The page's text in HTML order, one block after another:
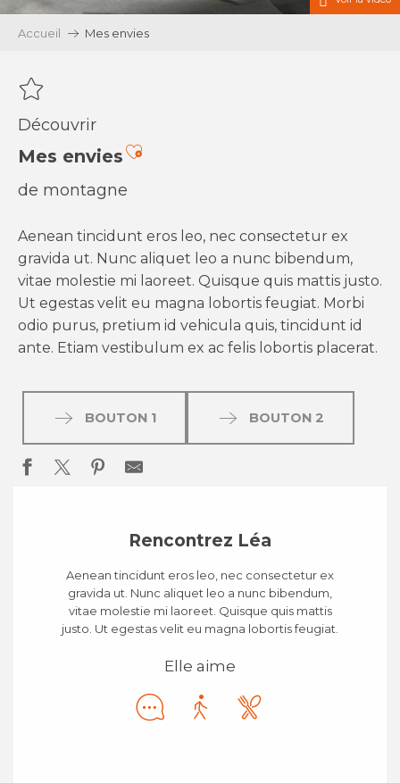
Accueil Mes envies
Découvrir
Mes enviesAjouter aux favoris
de montagne
Aenean tincidunt eros leo, nec consectetur ex
gravida ut. Nunc aliquet leo a nunc bibendum,
vitae molestie mi laoreet. Quisque quis mattis justo.
Ut egestas velit eu magna lobortis feugiat. Morbi
odio purus, pretium id vehicula quis, tincidunt id
ante. Etiam vestibulum ex ac felis lobortis placerat.
BOUTON 1 BOUTON 2
Rencontrez Léa
Aenean tincidunt eros leo, nec consectetur ex
gravida ut. Nunc aliquet leo a nunc bibendum,
vitae molestie mi laoreet. Quisque quis mattis
justo. Ut egestas velit eu magna lobortis feugiat.
Elle aime